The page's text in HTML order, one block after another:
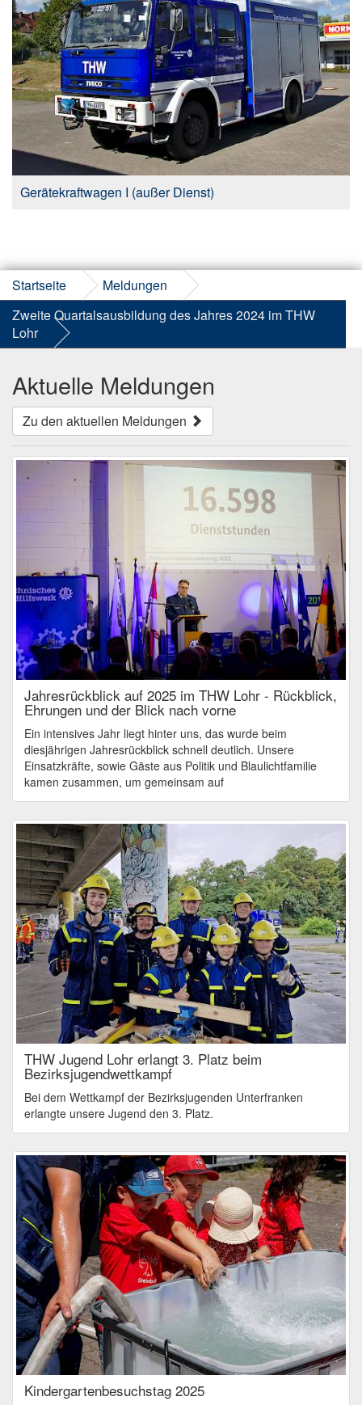
Gerätekraftwagen I (außer Dienst)
Startseite
Meldungen
Zweite Quartalsausbildung des Jahres 2024 im THW
Lohr
Aktuelle Meldungen
Zu den aktuellen Meldungen
Jahresrückblick auf 2025 im THW Lohr - Rückblick,
Ehrungen und der Blick nach vorne
Ein intensives Jahr liegt hinter uns, das wurde beim
diesjährigen Jahresrückblick schnell deutlich. Unsere
Einsatzkräfte, sowie Gäste aus Politik und Blaulichtfamilie
kamen zusammen, um gemeinsam auf
THW Jugend Lohr erlangt 3. Platz beim
Bezirksjugendwettkampf
Bei dem Wettkampf der Bezirksjugenden Unterfranken
erlangte unsere Jugend den 3. Platz.
Kindergartenbesuchstag 2025